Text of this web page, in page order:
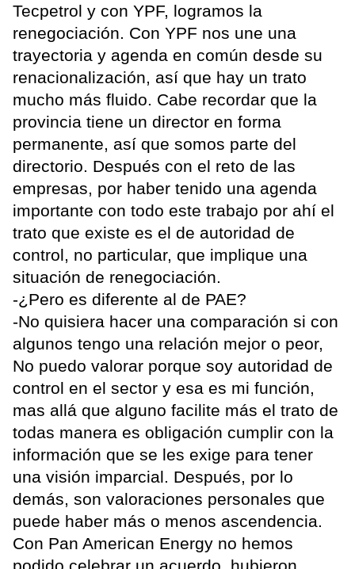
Tecpetrol y con YPF, logramos la
renegociación. Con YPF nos une una
trayectoria y agenda en común desde su
renacionalización, así que hay un trato
mucho más fluido. Cabe recordar que la
provincia tiene un director en forma
permanente, así que somos parte del
directorio. Después con el reto de las
empresas, por haber tenido una agenda
importante con todo este trabajo por ahí el
trato que existe es el de autoridad de
control, no particular, que implique una
situación de renegociación.
-¿Pero es diferente al de PAE?
-No quisiera hacer una comparación si con
algunos tengo una relación mejor o peor,
No puedo valorar porque soy autoridad de
control en el sector y esa es mi función,
mas allá que alguno facilite más el trato de
todas manera es obligación cumplir con la
información que se les exige para tener
una visión imparcial. Después, por lo
demás, son valoraciones personales que
puede haber más o menos ascendencia.
Con Pan American Energy no hemos
podido celebrar un acuerdo, hubieron